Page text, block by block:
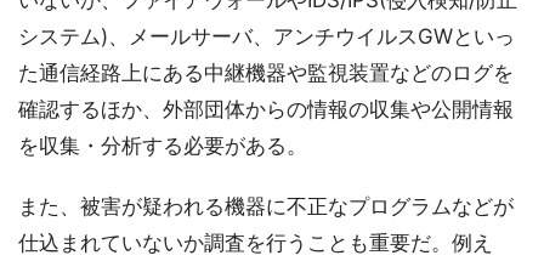
システム)、メールサーバ、アンチウイルスGWといっ
た通信経路上にある中継機器や監視装置などのログを
確認するほか、外部団体からの情報の収集や公開情報
を収集・分析する必要がある。
また、被害が疑われる機器に不正なプログラムなどが
仕込まれていないか調査を行うことも重要だ。例え